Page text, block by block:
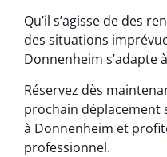
Qu’il s’agisse de des
des situations
Donnenheim s’adapte
Réservez dès
prochain déplacement
à Donnenheim et
professionnel.